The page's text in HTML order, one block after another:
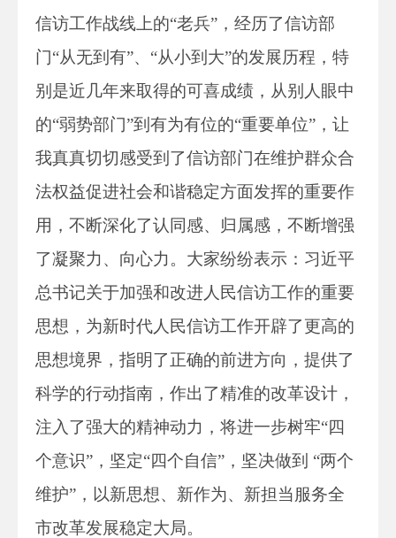
信访工作战线上的“老兵”，经历了信访部
门“从无到有”、“从小到大”的发展历程，特
别是近几年来取得的可喜成绩，从别人眼中
的“弱势部门”到有为有位的“重要单位”，让
我真真切切感受到了信访部门在维护群众合
法权益促进社会和谐稳定方面发挥的重要作
用，不断深化了认同感、归属感，不断增强
了凝聚力、向心力。大家纷纷表示：习近平
总书记关于加强和改进人民信访工作的重要
思想，为新时代人民信访工作开辟了更高的
思想境界，指明了正确的前进方向，提供了
科学的行动指南，作出了精准的改革设计，
注入了强大的精神动力，将进一步树牢“四
个意识”，坚定“四个自信”，坚决做到 “两个
维护”，以新思想、新作为、新担当服务全
市改革发展稳定大局。